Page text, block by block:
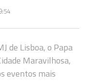
de Lisboa, o Papa
Maravilhosa,
eventos mais